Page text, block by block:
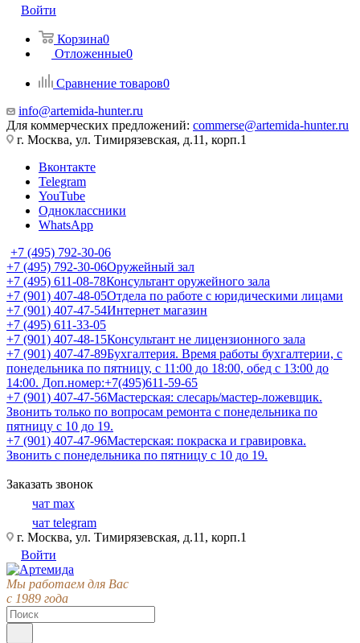
Войти
Корзина0
Отложенные0
Сравнение товаров0
info@artemida-hunter.ru
Для коммерческих предложений: commerse@artemida-hunter.ru
г. Москва, ул. Тимирязевская, д.11, корп.1
Вконтакте
Telegram
YouTube
Одноклассники
WhatsApp
+7 (495) 792-30-06
+7 (495) 792-30-06Оружейный зал
+7 (495) 611-08-78Консультант оружейного зала
+7 (901) 407-48-05Отдела по работе с юридическими лицами
+7 (901) 407-47-54Интернет магазин
+7 (495) 611-33-05
+7 (901) 407-48-15Консультант не лицензионного зала
+7 (901) 407-47-89Бухгалтерия. Время работы бухгалтерии, с
понедельника по пятницу, с 11:00 до 18:00, обед с 13:00 до
14:00. Доп.номер:+7(495)611-59-65
+7 (901) 407-47-56Мастерская: слесарь/мастер-ложевщик.
Звонить только по вопросам ремонта с понедельника по
пятницу с 10 до 19.
+7 (901) 407-47-96Мастерская: покраска и гравировка.
Звонить с понедельника по пятницу с 10 до 19.
Заказать звонок
чат max
чат telegram
г. Москва, ул. Тимирязевская, д.11, корп.1
Войти
Мы работаем для Вас
с 1989 года